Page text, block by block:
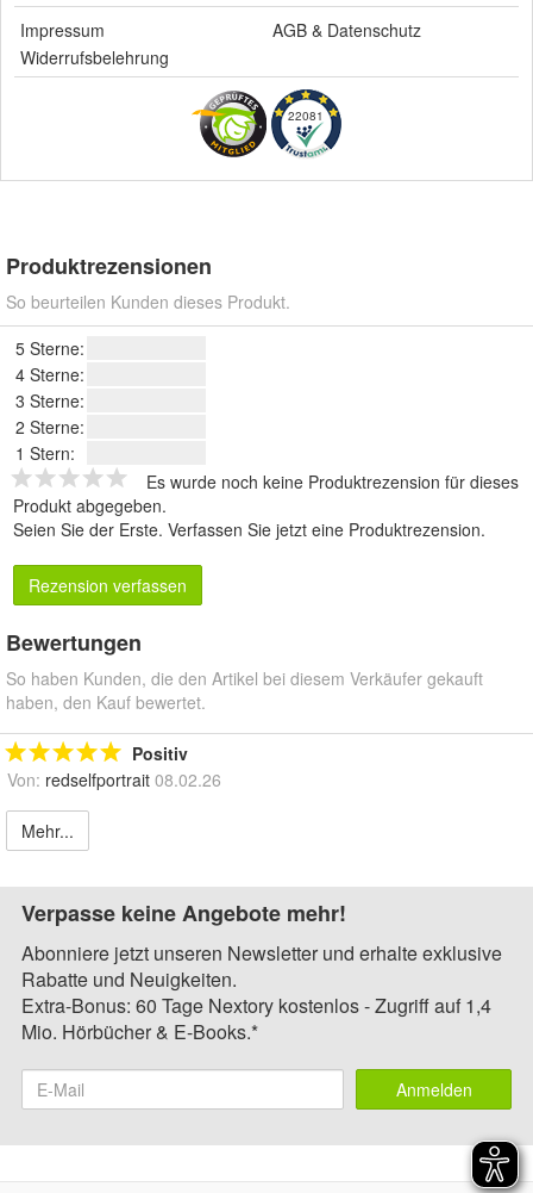
Impressum
AGB & Datenschutz
Widerrufsbelehrung
22081
Produktrezensionen
So beurteilen Kunden dieses Produkt.
5 Sterne:
4 Sterne:
3 Sterne:
2 Sterne:
1 Stern:
Es wurde noch keine Produktrezension für dieses
Produkt abgegeben.
Seien Sie der Erste. Verfassen Sie jetzt eine Produktrezension.
Rezension verfassen
Bewertungen
So haben Kunden, die den Artikel bei diesem Verkäufer gekauft
haben, den Kauf bewertet.
Positiv
Von: redselfportrait 08.02.26
Mehr...
Verpasse keine Angebote mehr!
Abonniere jetzt unseren Newsletter und erhalte exklusive
Rabatte und Neuigkeiten.
Extra-Bonus: 60 Tage Nextory kostenlos - Zugriff auf 1,4
Mio. Hörbücher & E-Books.*
Anmelden